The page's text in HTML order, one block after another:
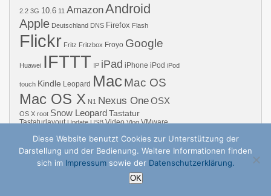
2.2 3G 10.6 11 AmazonAndroid
Apple Deutschland DNS Firefox Flash
Flickr Fritz Fritzbox Froyo Google
Huawei IFTTT IP iPad iPhone iPod iPod
touch Kindle Leopard MacMac OS
Mac OS X N1 Nexus OneOSX
OS X root Snow LeopardTastatur
Tastaturlayout Update USB Video Vlog VMware
Copyright © 2026 GZB – Gero Zahns Blog – ger.oza.hn | Powered by
Diese Website benutzt Cookies zur Unterstützung der
Darstellung und der Bedienung. Weitere Informationen finden
sich im Impressumsowie der Datenschutzerklärung.
OK